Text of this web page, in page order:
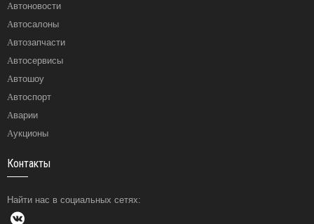
Автоновости
Автосалоны
Автозапчасти
Автосервисы
Автошоу
Автоспорт
Аварии
Аукционы
Контакты
Найти нас в социальных сетях: